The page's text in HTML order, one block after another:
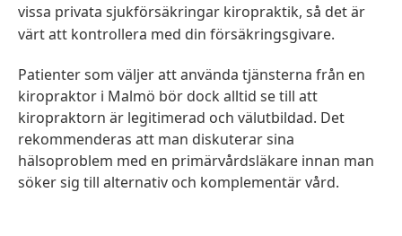
vissa privata sjukförsäkringar kiropraktik, så det är
värt att kontrollera med din försäkringsgivare.
Patienter som väljer att använda tjänsterna från en
kiropraktor i Malmö bör dock alltid se till att
kiropraktorn är legitimerad och välutbildad. Det
rekommenderas att man diskuterar sina
hälsoproblem med en primärvårdsläkare innan man
söker sig till alternativ och komplementär vård.